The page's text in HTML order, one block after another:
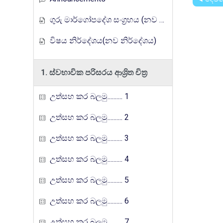
ගුරු මාර්ගෝපදේශ සංග්‍රහය (නව නිර්දේශය)
විෂය නිර්දේශය(නව නිර්දේශය)
1. ස්වභාවික පරිසරය ආශ්‍රිත චිත්‍ර
උත්සහ කර බලමු.......... 1
උත්සහ කර බලමු.......... 2
උත්සහ කර බලමු.......... 3
උත්සහ කර බලමු.......... 4
උත්සහ කර බලමු.......... 5
උත්සහ කර බලමු.......... 6